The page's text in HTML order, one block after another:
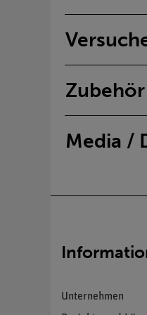
Zubehör
Media /
Unternehmen